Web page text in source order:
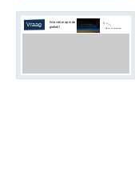
Vraag
Wat viel er op in de
grafiek?
Klik om te vergroten!